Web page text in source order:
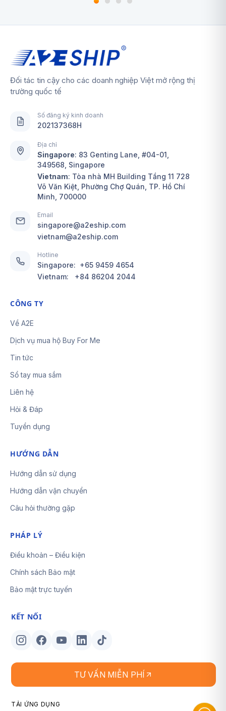
Đối tác tin cậy cho các doanh nghiệp Việt mở rộng thị
trường quốc tế
Số đăng ký kinh doanh
202137368H
Địa chỉ
Singapore: 83 Genting Lane, #04-01,
349568, Singapore
Vietnam: Tòa nhà MH Building Tầng 11 728
Võ Văn Kiệt, Phường Chợ Quán, TP. Hồ Chí
Minh, 700000
Email
singapore@a2eship.com
vietnam@a2eship.com
Hotline
Singapore: +65 9459 4654
Vietnam: +84 86204 2044
CÔNG TY
Về A2E
Dịch vụ mua hộ Buy For Me
Tin tức
Sổ tay mua sắm
Liên hệ
Hỏi & Đáp
Tuyển dụng
HƯỚNG DẪN
Hướng dẫn sử dụng
Hướng dẫn vận chuyển
Câu hỏi thường gặp
PHÁP LÝ
Điều khoản – Điều kiện
Chính sách Bảo mật
Bảo mật trực tuyến
KẾT NỐI
TƯ VẤN MIỄN PHÍ
TẢI ỨNG DỤNG